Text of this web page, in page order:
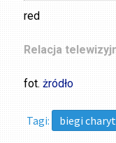
red
Relacja
fot.żródło
Tagi: biegi